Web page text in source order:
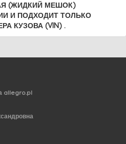
(ЖИДКИЙ МЕШОК)
И ПОДХОДИТ ТОЛЬКО
КУЗОВА (VIN) .
allegro.pl